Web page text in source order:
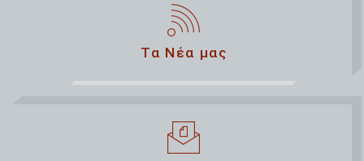
Τα Νέα μας